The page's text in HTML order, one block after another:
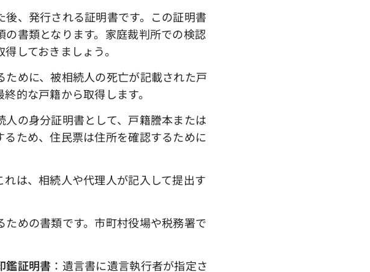
後、発行される証明書です。この証明書
書類となります。家庭裁判所での検認
しておきましょう。
めに、被相続人の死亡が記載された戸
的な戸籍から取得します。
人の身分証明書として、戸籍謄本または
ため、住民票は住所を確認するために
は、相続人や代理人が記入して提出す
ための書類です。市町村役場や税務署で
鑑証明書 ：遺言書に遺言執行者が指定さ